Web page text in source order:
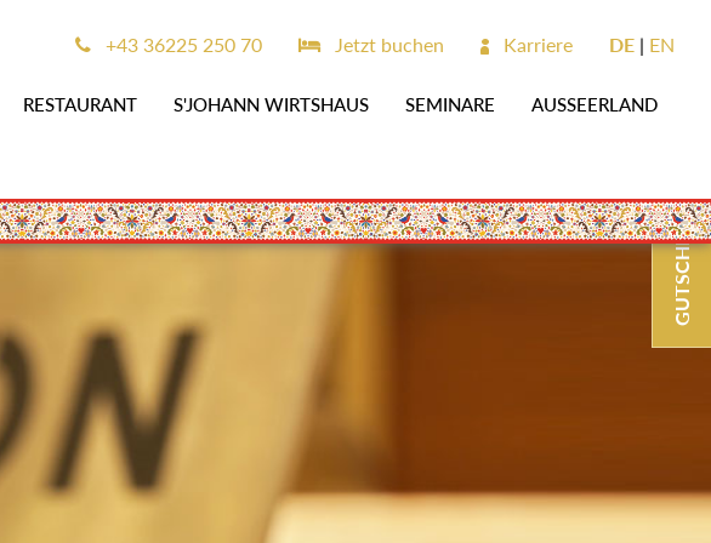
RESTAURANT S'JOHANN WIRTSHAUS SEMINARE AUSSEERLAND
+43 36225 250 70 Jetzt buchen Karriere DE EN
GUTSCHEINE